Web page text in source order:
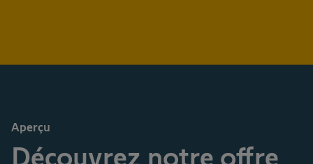
Aperçu
Découvrez notre offre